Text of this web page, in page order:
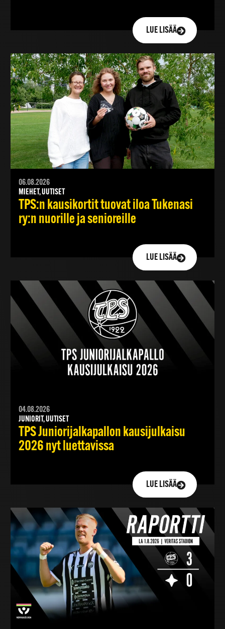
LUE LISÄÄ
06.08.2026
MIEHET, UUTISET
TPS:n kausikortit tuovat iloa Tukenasi
ry:n nuorille ja senioreille
LUE LISÄÄ
04.08.2026
JUNIORIT, UUTISET
TPS Juniorijalkapallon kausijulkaisu
2026 nyt luettavissa
LUE LISÄÄ